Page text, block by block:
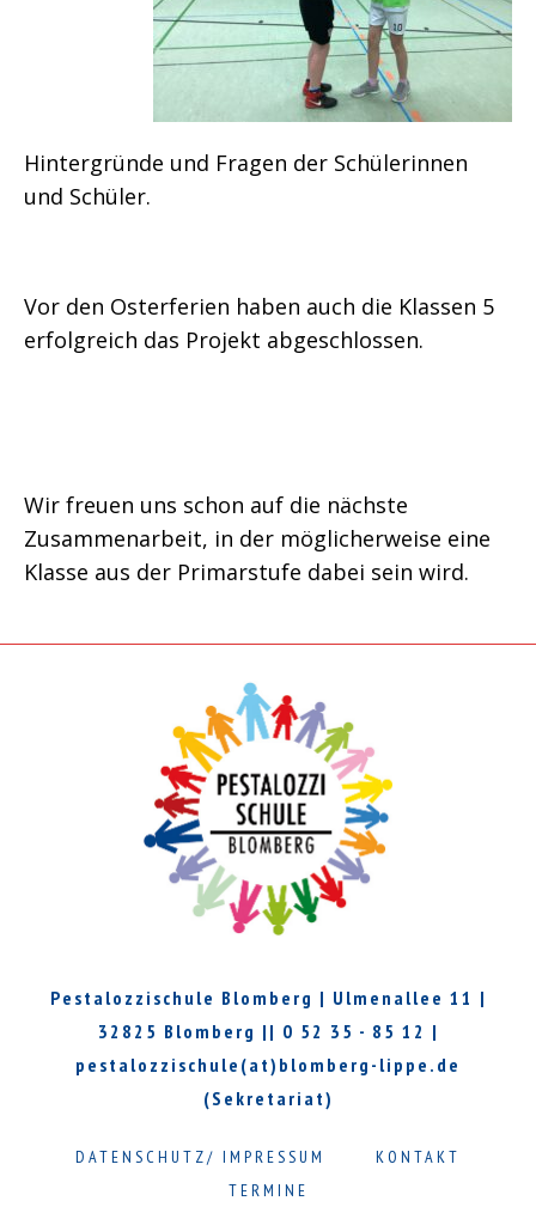
Hintergründe und Fragen der Schülerinnen
und Schüler.
Vor den Osterferien haben auch die Klassen 5
erfolgreich das Projekt abgeschlossen.
Wir freuen uns schon auf die nächste
Zusammenarbeit, in der möglicherweise eine
Klasse aus der Primarstufe dabei sein wird.
Pestalozzischule Blomberg | Ulmenallee 11 |
32825 Blomberg || 0 52 35 - 85 12 |
pestalozzischule(at)blomberg-lippe.de
(Sekretariat)
DATENSCHUTZ/ IMPRESSUM
KONTAKT
TERMINE